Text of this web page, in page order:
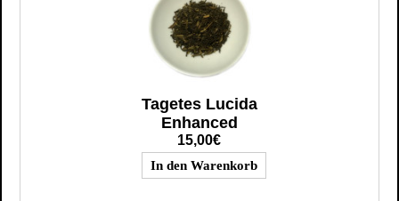
Tagetes Lucida
Enhanced
15,00€